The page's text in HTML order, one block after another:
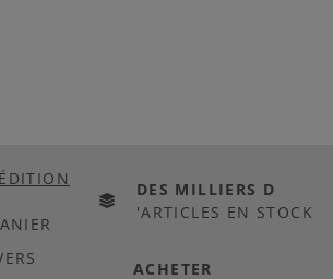
DES MILLIERS D
'ARTICLES EN STOCK
ACHETER